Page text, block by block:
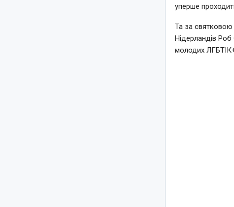
уперше
Та за святковою
Нідерландів
молодих